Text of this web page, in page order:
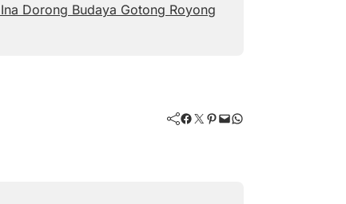
Dorong Budaya Gotong Royong
Facebook Twitter Pinterest Mail WhatsApp